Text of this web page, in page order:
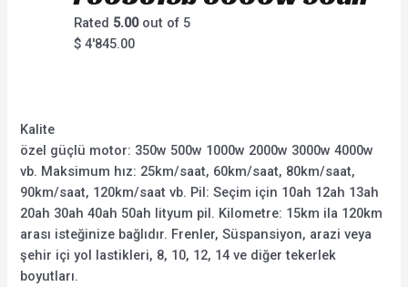
Rated 5.00out of 5
$4'845.00
Kalite
özel güçlü motor: 350w 500w 1000w 2000w 3000w 4000w
vb. Maksimum hız: 25km/saat, 60km/saat, 80km/saat,
90km/saat, 120km/saat vb. Pil: Seçim için 10ah 12ah 13ah
20ah 30ah 40ah 50ah lityum pil. Kilometre: 15km ila 120km
arası isteğinize bağlıdır. Frenler, Süspansiyon, arazi veya
şehir içi yol lastikleri, 8, 10, 12, 14 ve diğer tekerlek
boyutları.